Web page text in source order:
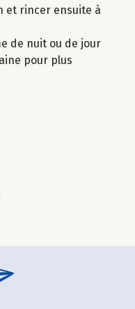
et rincer ensuite à
de nuit ou de jour
pour plus